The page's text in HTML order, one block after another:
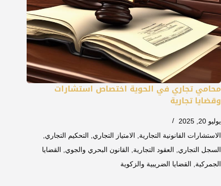
محامي تجاري في الحوية اختصاص استشارات
وقضايا تجارية
يوليو 20, 2025
الاستشارات القانونية التجارية
الامتياز التجاري التحكيم التجاري
السجل التجاري
العقود التجارية القانون البحري والجوي
القضايا
الجمركية
القضايا الضريبية والزكوية